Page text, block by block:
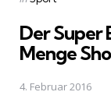
Der Super
Menge
4. Februar 2016